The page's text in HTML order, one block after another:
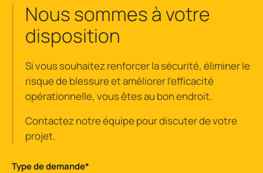
Nous sommes à votre
disposition
Si vous souhaitez renforcer la sécurité, éliminer le
risque de blessure et améliorer l'efficacité
opérationnelle, vous êtes au bon endroit.
Contactez notre équipe pour discuter de votre
projet.
Type de demande*